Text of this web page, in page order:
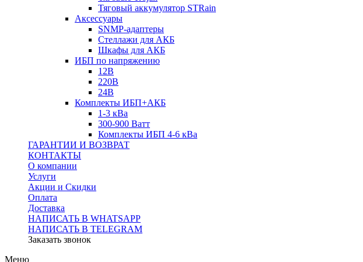
Тяговый аккумулятор STRain
Аксессуары
SNMP-адаптеры
Стеллажи для АКБ
Шкафы для АКБ
ИБП по напряжению
12В
220В
24В
Комплекты ИБП+АКБ
1-3 кВа
300-900 Ватт
Комплекты ИБП 4-6 кВа
ГАРАНТИИ И ВОЗВРАТ
КОНТАКТЫ
О компании
Услуги
Акции и Скидки
Оплата
Доставка
НАПИСАТЬ В WHATSAPP
НАПИСАТЬ В TELEGRAM
Заказать звонок
Меню